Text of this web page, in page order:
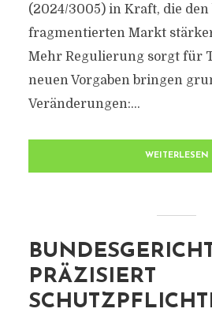
(2024/3005) in Kraft, die den
fragmentierten Markt
Mehr Regulierung sorgt für
neuen Vorgaben bringen
Veränderungen:...
WEITERLESEN
PRÄZISIERT